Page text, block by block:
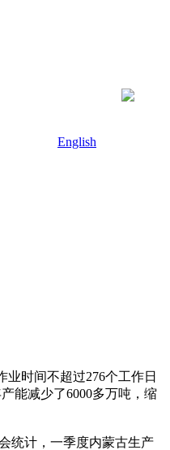
English
时间不超过276个工作日
能减少了6000多万吨，缩
统计，一季度内蒙古生产